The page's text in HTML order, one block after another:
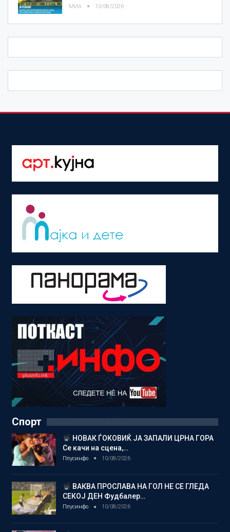
МИА 10/08/2026
Спорт
НОВАК ЃОКОВИЌ ЈА ЗАПАЛИ ЦРНА ГОРА
Се качи на сцена,…
Плусинфо 10/08/2026
ВАКВА ПРОСЛАВА НА ГОЛ НЕ СЕ ГЛЕДА
СЕКОЈ ДЕН Фудбалер…
Плусинфо 10/08/2026